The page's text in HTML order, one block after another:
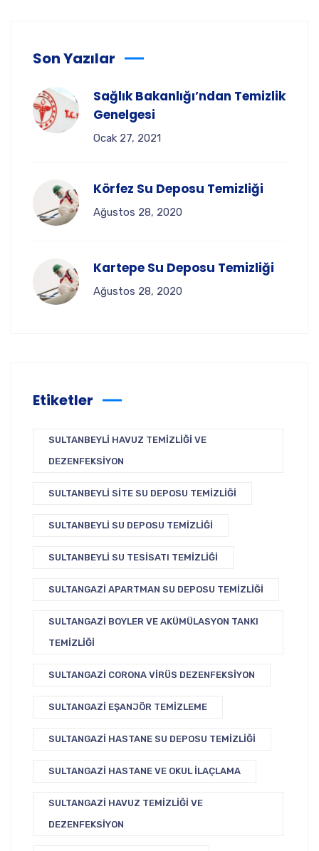
Son Yazılar
Sağlık Bakanlığı’ndan Temizlik
Genelgesi
Ocak 27, 2021
Körfez Su Deposu Temizliği
Ağustos 28, 2020
Kartepe Su Deposu Temizliği
Ağustos 28, 2020
Etiketler
SULTANBEYLI HAVUZ TEMIZLIĞI VE
DEZENFEKSIYON
SULTANBEYLI SITE SU DEPOSU TEMIZLIĞI
SULTANBEYLI SU DEPOSU TEMIZLIĞI
SULTANBEYLI SU TESISATI TEMIZLIĞI
SULTANGAZI APARTMAN SU DEPOSU TEMIZLIĞI
SULTANGAZI BOYLER VE AKÜMÜLASYON TANKI
TEMIZLIĞI
SULTANGAZI CORONA VIRÜS DEZENFEKSIYON
SULTANGAZI EŞANJÖR TEMIZLEME
SULTANGAZI HASTANE SU DEPOSU TEMIZLIĞI
SULTANGAZI HASTANE VE OKUL İLAÇLAMA
SULTANGAZI HAVUZ TEMIZLIĞI VE
DEZENFEKSIYON